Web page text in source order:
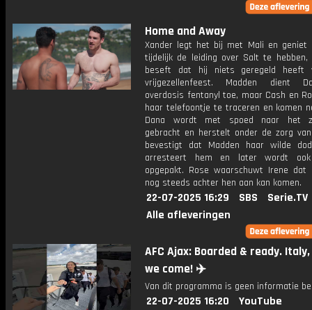
Home and Away
Xander legt het bij met Mali en geniet
tijdelijk de leiding over Salt te
beseft dat hij niets geregeld heeft
vrijgezellenfeest. Madden dient
overdosis fentanyl toe, maar Cash en
haar telefoontje te traceren en komen
Dana wordt met spoed naar het
gebracht en herstelt onder de zorg
bevestigt dat Madden haar wilde
arresteert hem en later wordt ook
opgepakt. Rose waarschuwt Irene dat
nog steeds achter hen aan kan komen.
22-07-2025 16:29 SBS
Serie.TV
Alle afleveringen
AFC Ajax: Boarded & ready.
we come! ✈️
Van dit programma is geen informatie
22-07-2025 16:20
YouTube